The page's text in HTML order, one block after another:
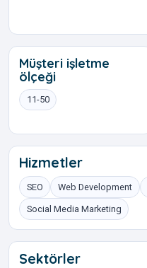
Müşteri işletme
ölçeği
11-50
Hizmetler
SEO Web Development
Social Media Marketing
Sektörler